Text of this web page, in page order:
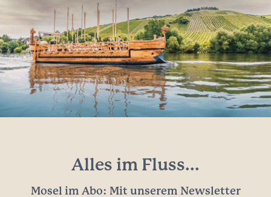
Alles im Fluss...
Mosel im Abo: Mit unserem Newsletter